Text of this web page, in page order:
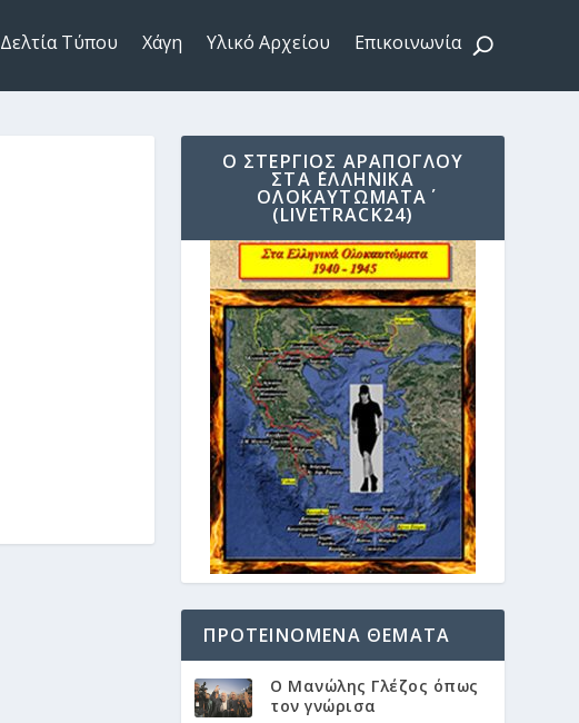
Δελτία Τύπου Χάγη Υλικό Αρχείου Επικοινωνία
Ο ΣΤΈΡΓΙΟΣ ΑΡΆΠΟΓΛΟΥ
ΣΤΑ ΄ΕΛΛΗΝΙΚΆ
ΟΛΟΚΑΥΤΏΜΑΤΑ΄
(LIVETRACK24)
ΠΡΟΤΕΙΝΌΜΕΝΑ ΘΈΜΑΤΑ
Ο Μανώλης Γλέζος όπως
τον γνώρισα